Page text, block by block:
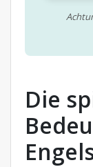
Die